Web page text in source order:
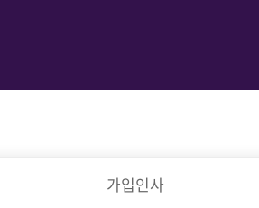
가입인사